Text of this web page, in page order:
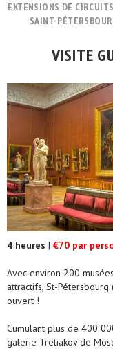
EXTENSIONS DE CIRCUITS
SAINT-
VISITE
4 heures | €70 par
Avec environ 200
attractifs, St-
ouvert !
Cumulant plus de 400
galerie Tretiakov de